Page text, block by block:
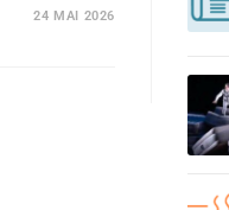
24 MAI 2026